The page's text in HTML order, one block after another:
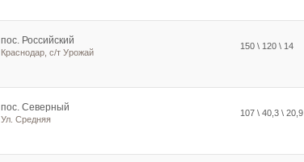
пос. Российский
Краснодар, с/т Урожай
150 \ 120 \ 14
пос. Северный
Ул. Средняя
107 \ 40,3 \ 20,9